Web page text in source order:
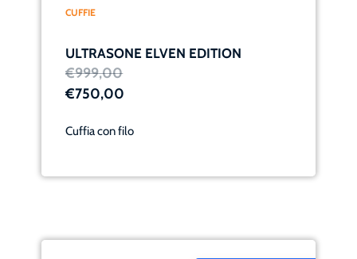
CUFFIE
ULTRASONE ELVEN EDITION
€999,00
€750,00
Cuffia con filo